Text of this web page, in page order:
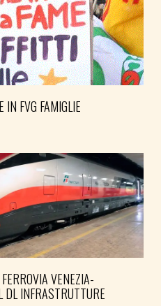
IN FVG FAMIGLIE
VENEZIA-
DL INFRASTRUTTURE